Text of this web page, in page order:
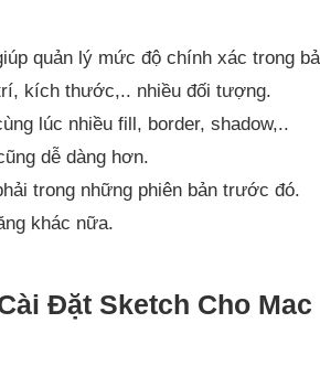
quản lý mức độ chính xác trong
kích thước,.. nhiều đối tượng.
lúc nhiều fill, border, shadow,..
dễ dàng hơn.
trong những phiên bản trước đó.
khác nữa.
Đặt Sketch Cho Mac